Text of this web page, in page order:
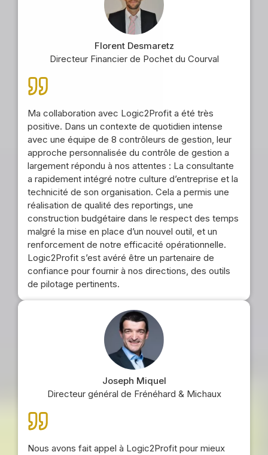
Florent Desmaretz
Directeur Financier de Pochet du Courval
Ma collaboration avec Logic2Profit a été très
positive. Dans un contexte de quotidien intense
avec une équipe de 8 contrôleurs de gestion, leur
approche personnalisée du contrôle de gestion a
largement répondu à nos attentes : La consultante
a rapidement intégré notre culture d’entreprise et la
technicité de son organisation. Cela a permis une
réalisation de qualité des reportings, une
construction budgétaire dans le respect des temps
malgré la mise en place d’un nouvel outil, et un
renforcement de notre efficacité opérationnelle.
Logic2Profit s’est avéré être un partenaire de
confiance pour fournir à nos directions, des outils
de pilotage pertinents.
Joseph Miquel
Directeur général de Frénéhard & Michaux
Nous avons fait appel à Logic2Profit pour mieux